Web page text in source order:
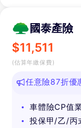
國泰產險
$11,511
(估算年繳保費)
任意險87折優
車體險CP值
投保甲/乙/丙